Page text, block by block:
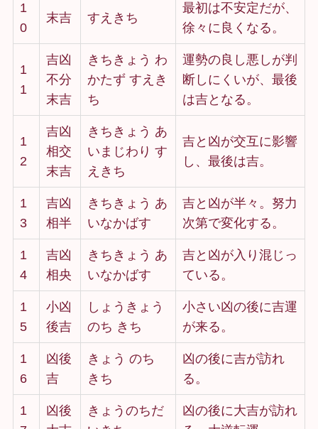
1
0
末吉 すえきち
最初は不安定だが、
徐々に良くなる。
1
1
吉凶
不分
末吉
きちきょう わ
かたず すえき
ち
運勢の良し悪しが判
断しにくいが、最後
は吉となる。
1
2
吉凶
相交
末吉
きちきょう あ
いまじわり す
えきち
吉と凶が交互に影響
し、最後は吉。
1
3
吉凶
相半
きちきょう あ
いなかばす
吉と凶が半々。努力
次第で変化する。
1
4
吉凶
相央
きちきょう あ
いなかばす
吉と凶が入り混じっ
ている。
1
5
小凶
後吉
しょうきょう
のち きち
小さい凶の後に吉運
が来る。
1
6
凶後
吉
きょう のち
きち
凶の後に吉が訪れ
る。
1
凶後
きょうのちだ
凶の後に大吉が訪れ